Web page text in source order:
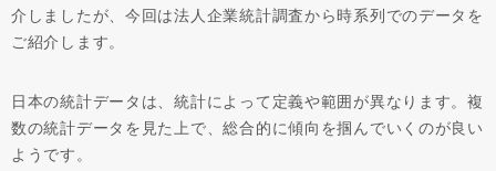
介しましたが、今回は法人企業統計調査から時系列でのデータを
ご紹介します。
日本の統計データは、統計によって定義や範囲が異なります。複
数の統計データを見た上で、総合的に傾向を掴んでいくのが良い
ようです。